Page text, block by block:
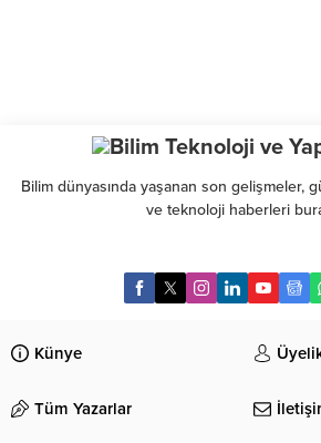
Bilim dünyasında yaşanan son gelişmeler,
ve teknoloji haberleri
Künye
Tüm Yazarlar